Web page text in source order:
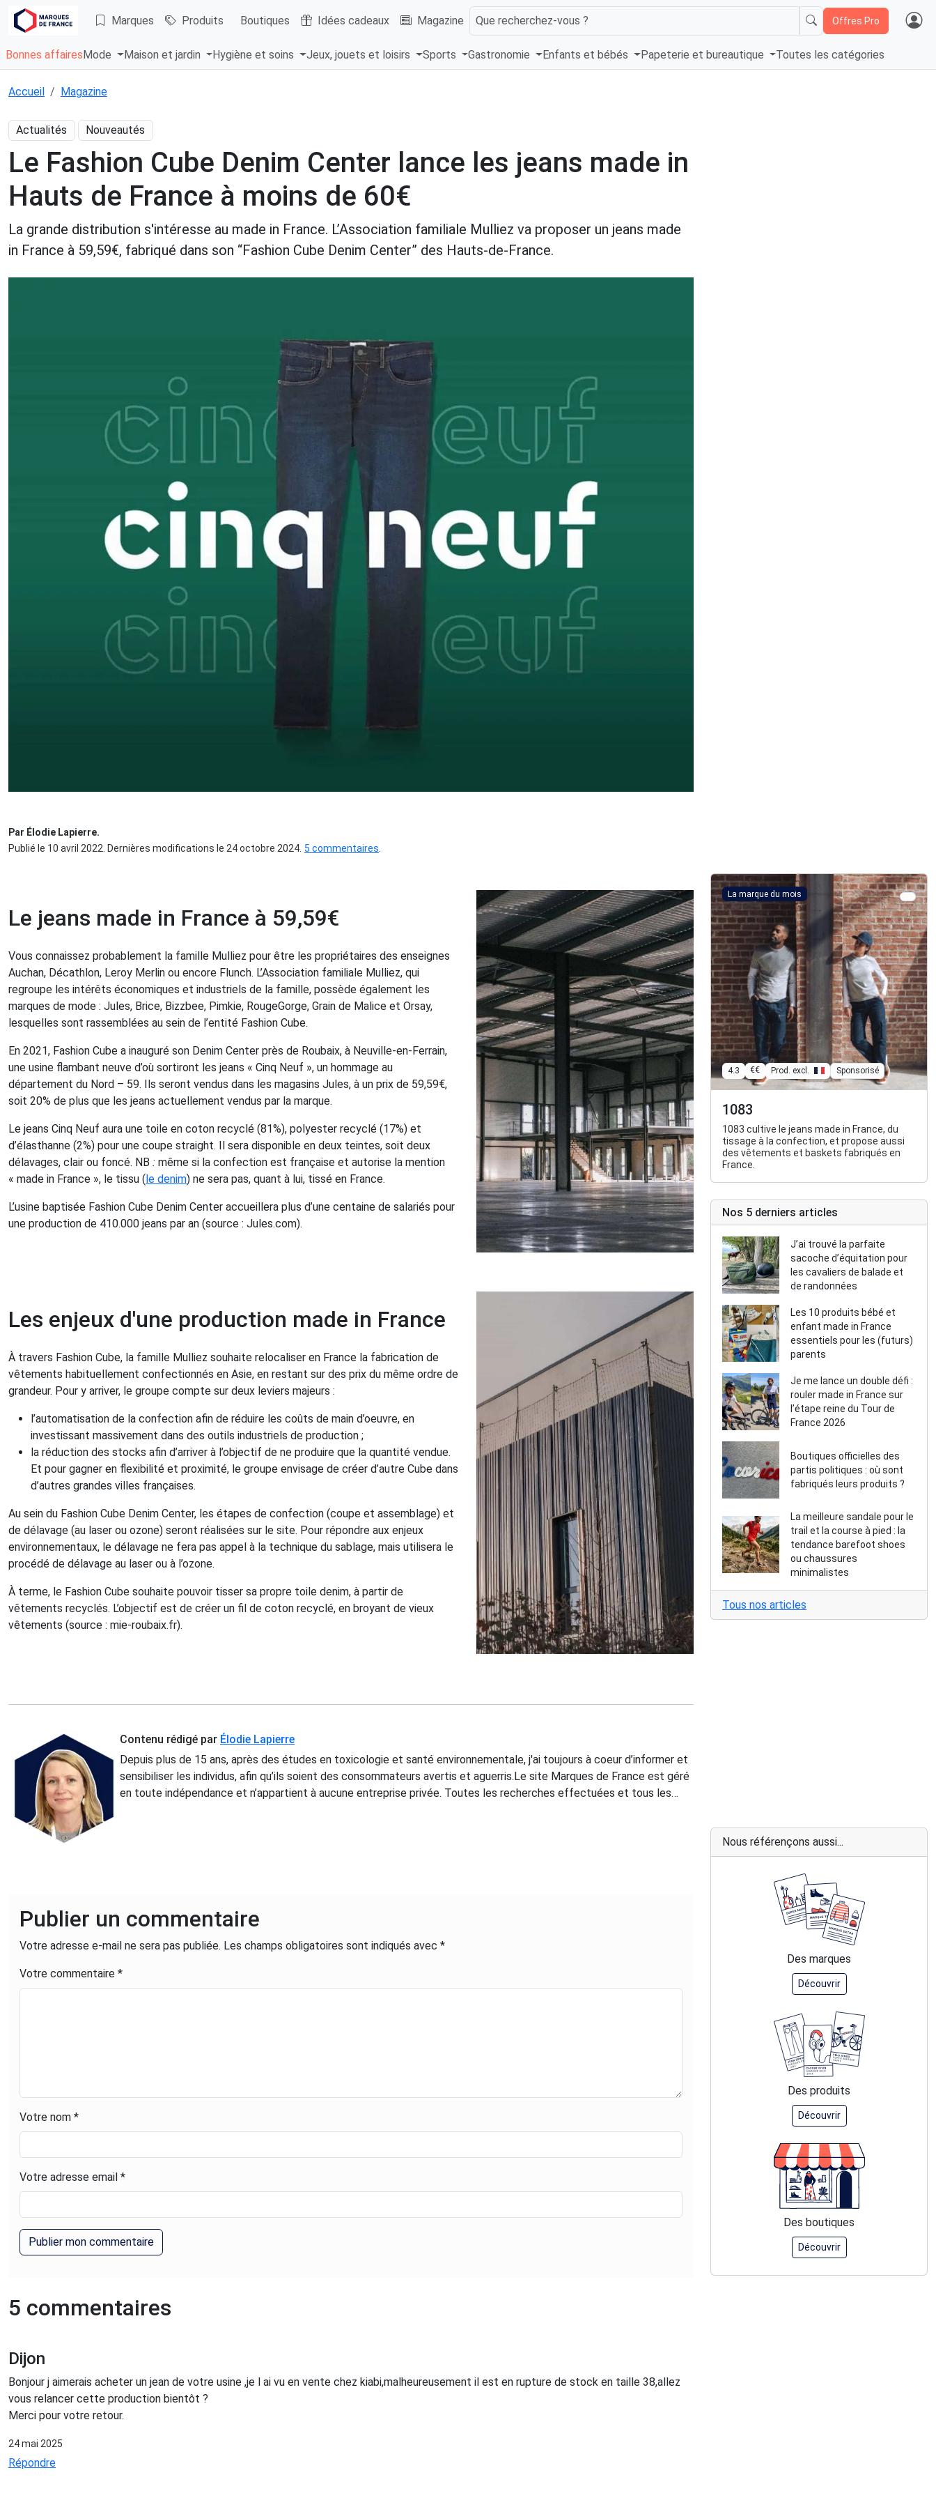
Marques Produits Boutiques Idées cadeaux Magazine Que recherchez-vous ? Offres Pro
Bonnes affaires Mode Maison et jardin Hygiène et soins Jeux, jouets et loisirs Sports Gastronomie Enfants et bébés Papeterie et bureautique Toutes les catégories
Accueil Magazine
Actualités Nouveautés
Le Fashion Cube Denim Center lance les jeans made in
Hauts de France à moins de 60€
La grande distribution s'intéresse au made in France. L’Association familiale Mulliez va proposer un jeans made
in France à 59,59€, fabriqué dans son “Fashion Cube Denim Center” des Hauts-de-France.
Par Élodie Lapierre.
Publié le 10 avril 2022. Dernières modifications le 24 octobre 2024. 5 commentaires
Le jeans made in France à 59,59€
Vous connaissez probablement la famille Mulliez pour être les propriétaires des enseignes
Auchan, Décathlon, Leroy Merlin ou encore Flunch. L’Association familiale Mulliez, qui
regroupe les intérêts économiques et industriels de la famille, possède également les
marques de mode : Jules, Brice, Bizzbee, Pimkie, RougeGorge, Grain de Malice et Orsay,
lesquelles sont rassemblées au sein de l’entité Fashion Cube.
En 2021, Fashion Cube a inauguré son Denim Center près de Roubaix, à Neuville-en-Ferrain,
une usine flambant neuve d’où sortiront les jeans « Cinq Neuf », un hommage au
département du Nord – 59. Ils seront vendus dans les magasins Jules, à un prix de 59,59€,
soit 20% de plus que les jeans actuellement vendus par la marque.
Le jeans Cinq Neuf aura une toile en coton recyclé (81%), polyester recyclé (17%) et
d’élasthanne (2%) pour une coupe straight. Il sera disponible en deux teintes, soit deux
délavages, clair ou foncé. NB : même si la confection est française et autorise la mention
« made in France », le tissu (le denim) ne sera pas, quant à lui, tissé en France.
L’usine baptisée Fashion Cube Denim Center accueillera plus d’une centaine de salariés pour
une production de 410.000 jeans par an (source : Jules.com).
Les enjeux d'une production made in France
À travers Fashion Cube, la famille Mulliez souhaite relocaliser en France la fabrication de
vêtements habituellement confectionnés en Asie, en restant sur des prix du même ordre de
grandeur. Pour y arriver, le groupe compte sur deux leviers majeurs :
l’automatisation de la confection afin de réduire les coûts de main d’oeuvre, en
investissant massivement dans des outils industriels de production ;
la réduction des stocks afin d’arriver à l’objectif de ne produire que la quantité vendue.
Et pour gagner en flexibilité et proximité, le groupe envisage de créer d’autre Cube dans
d’autres grandes villes françaises.
Au sein du Fashion Cube Denim Center, les étapes de confection (coupe et assemblage) et
de délavage (au laser ou ozone) seront réalisées sur le site. Pour répondre aux enjeux
environnementaux, le délavage ne fera pas appel à la technique du sablage, mais utilisera le
procédé de délavage au laser ou à l’ozone.
À terme, le Fashion Cube souhaite pouvoir tisser sa propre toile denim, à partir de
vêtements recyclés. L’objectif est de créer un fil de coton recyclé, en broyant de vieux
vêtements (source : mie-roubaix.fr).
Contenu rédigé par Élodie Lapierre
Depuis plus de 15 ans, après des études en toxicologie et santé environnementale, j'ai toujours à coeur d’informer et
sensibiliser les individus, afin qu’ils soient des consommateurs avertis et aguerris.Le site Marques de France est géré
en toute indépendance et n’appartient à aucune entreprise privée. Toutes les recherches effectuées et tous les
Publier un commentaire
Votre adresse e-mail ne sera pas publiée. Les champs obligatoires sont indiqués avec *
Votre commentaire *
Votre nom *
Votre adresse email *
5 commentaires
Dijon
Bonjour j aimerais acheter un jean de votre usine ,je l ai vu en vente chez kiabi,malheureusement il est en rupture de stock en taille 38,allez
vous relancer cette production bientôt ?
Merci pour votre retour.
24 mai 2025
Répondre
La marque du mois
4.3 €€ Prod. excl. Sponsorisé
1083
1083 cultive le jeans made in France, du
tissage à la confection, et propose aussi
des vêtements et baskets fabriqués en
France.
Nos 5 derniers articles
J’ai trouvé la parfaite
sacoche d’équitation pour
les cavaliers de balade et
de randonnées
Les 10 produits bébé et
enfant made in France
essentiels pour les (futurs)
parents
Je me lance un double défi :
rouler made in France sur
l’étape reine du Tour de
France 2026
Boutiques officielles des
partis politiques : où sont
fabriqués leurs produits ?
La meilleure sandale pour le
trail et la course à pied : la
tendance barefoot shoes
ou chaussures
minimalistes
Tous nos articles
Nous référençons aussi...
Des marques
Découvrir
Des produits
Découvrir
Des boutiques
Découvrir